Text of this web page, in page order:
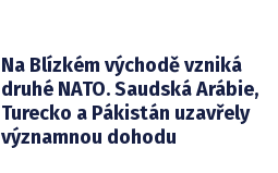
Na Blízkém východě vzniká
druhé NATO. Saudská Arábie,
Turecko a Pákistán uzavřely
významnou dohodu